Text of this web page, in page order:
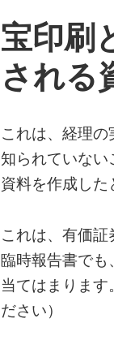
宝印刷
される
これは、経理
知られていな
資料を作成した
これは、有価証
臨時報告書で
当てはまりま
ださい）